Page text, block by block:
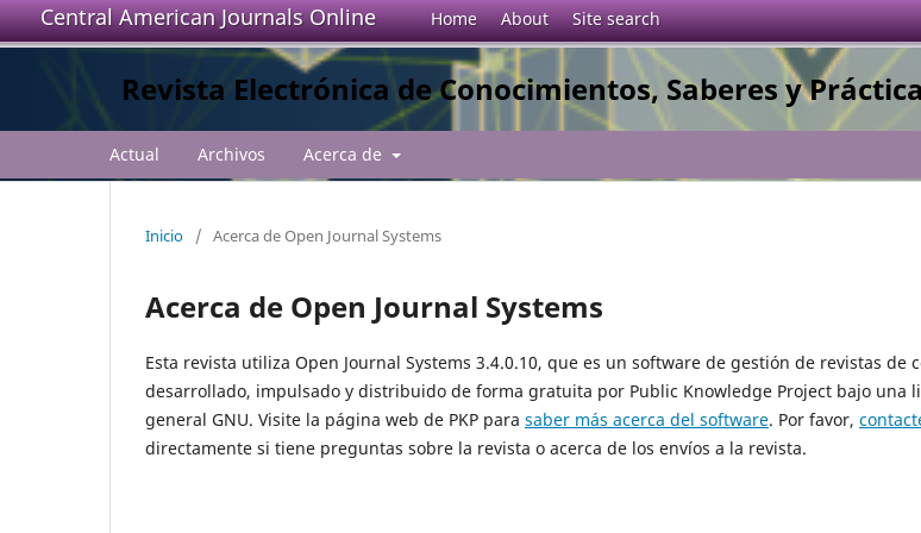
Central American Journals Online Home About Site search
Revista Electrónica de Conocimientos, Saberes y
Actual Archivos Acerca de
Inicio / Acerca de Open Journal Systems
Acerca de Open Journal Systems
Esta revista utiliza Open Journal Systems 3.4.0.10, que es un software de gestión de revistas de
desarrollado, impulsado y distribuido de forma gratuita por Public Knowledge Project bajo una
general GNU. Visite la página web de PKP para saber más acerca del software. Por favor,
directamente si tiene preguntas sobre la revista o acerca de los envíos a la revista.